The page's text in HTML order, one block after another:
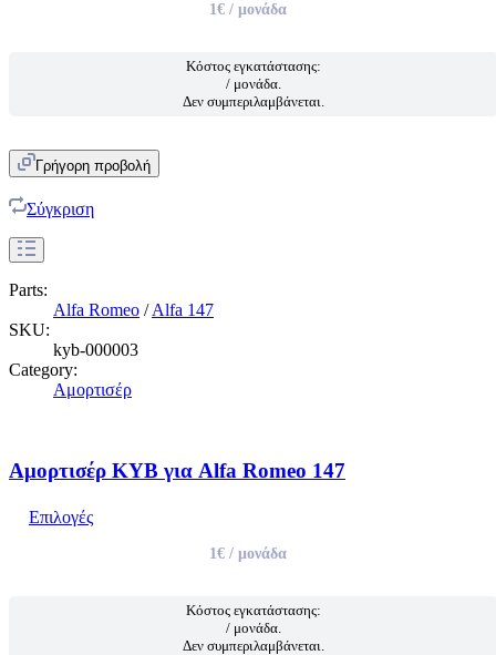
1€ / μονάδα
Κόστος εγκατάστασης:
/ μονάδα.
Δεν συμπεριλαμβάνεται.
Γρήγορη προβολή
Σύγκριση
Parts:
Alfa Romeo /Alfa 147
SKU:
kyb-000003
Category:
Αμορτισέρ
Αμορτισέρ KYB για Alfa Romeo 147
Επιλογές
1€ / μονάδα
Κόστος εγκατάστασης:
/ μονάδα.
Δεν συμπεριλαμβάνεται.